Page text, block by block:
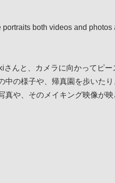
both videos and photos
んと、カメラに向かってピー
の様子や、帰真園を歩いた
や、そのメイキング映像が映